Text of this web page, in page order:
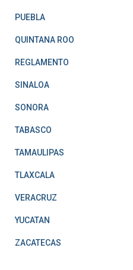
PUEBLA
QUINTANA ROO
REGLAMENTO
SINALOA
SONORA
TABASCO
TAMAULIPAS
TLAXCALA
VERACRUZ
YUCATAN
ZACATECAS